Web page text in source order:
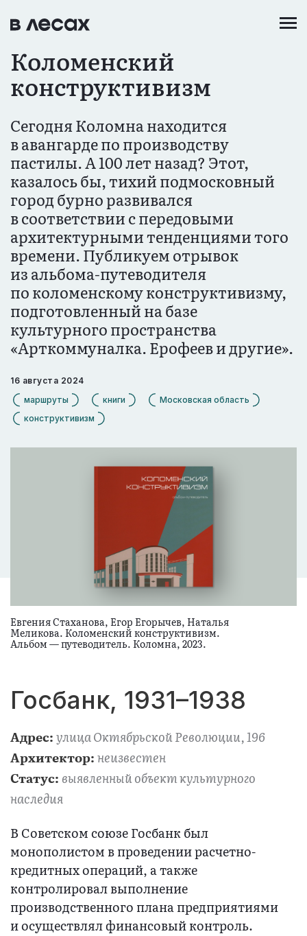
содержанию
Коломенский
конструктивизм
Сегодня Коломна находится
в авангарде по производству
пастилы. А 100 лет назад? Этот,
казалось бы, тихий подмосковный
город бурно развивался
в соответствии с передовыми
архитектурными тенденциями того
времени. Публикуем отрывок
из альбома-путеводителя
по коломенскому конструктивизму,
подготовленный на базе
культурного пространства
«Арткоммуналка. Ерофеев и другие».
16 августа 2024
маршруты
книги
Московская область
конструктивизм
Евгения Стаханова, Егор Егорычев, Наталья
Меликова. Коломенский конструктивизм.
Альбом — путеводитель. Коломна, 2023.
Госбанк, 1931–1938
Адрес: улица Октябрьской Революции, 196
Архитектор: неизвестен
Статус: выявленный объект культурного
наследия
В Советском союзе Госбанк был
монополистом в проведении расчетно-
кредитных операций, а также
контролировал выполнение
производственного плана предприятиями
и осуществлял финансовый контроль.